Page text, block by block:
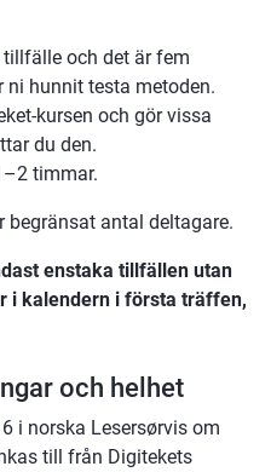
och det är fem
hunnit testa metoden.
kursen och gör vissa
till annan webbplats.
du den.
timmar.
begränsat antal deltagare.
enstaka tillfällen utan
i kalendern i första träffen,
och helhet
i norska Lesersørvis om
till från Digitekets